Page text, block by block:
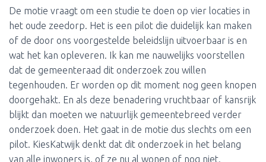
De motie vraagt om een studie te doen op vier locaties in
het oude zeedorp. Het is een pilot die duidelijk kan maken
of de door ons voorgestelde beleidslijn uitvoerbaar is en
wat het kan opleveren. Ik kan me nauwelijks voorstellen
dat de gemeenteraad dit onderzoek zou willen
tegenhouden. Er worden op dit moment nog geen knopen
doorgehakt. En als deze benadering vruchtbaar of kansrijk
blijkt dan moeten we natuurlijk gemeentebreed verder
onderzoek doen. Het gaat in de motie dus slechts om een
pilot. KiesKatwijk denkt dat dit onderzoek in het belang
van alle inwoners is, of ze nu al wonen of nog niet.